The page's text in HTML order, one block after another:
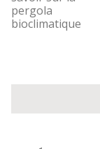
pergola
bioclimatique